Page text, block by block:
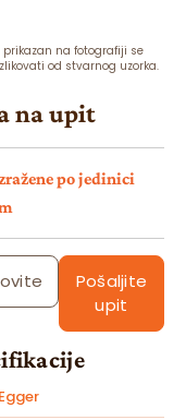
prikazan na fotografiji se
od stvarnog uzorka.
na upit
po jedinici
Pošaljite
upit
Egger